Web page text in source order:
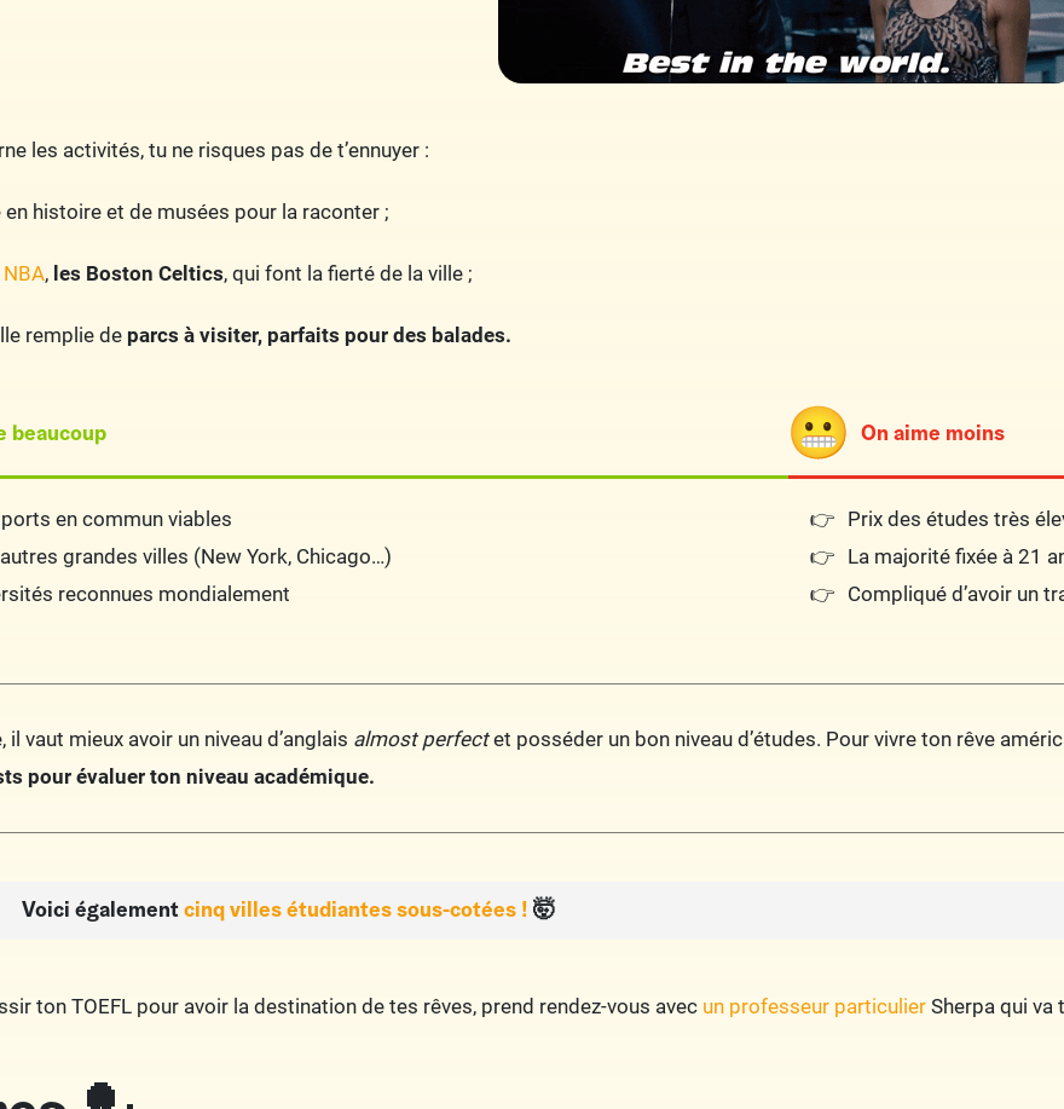
les activités, tu ne risques pas de t’ennuyer :
en histoire et de musées pour la raconter ;
NBA, les Boston Celtics, qui font la fierté de la ville ;
remplie de parcs à visiter, parfaits pour des balades.
beaucoup
en commun viables
grandes villes (New York, Chicago…)
reconnues mondialement
On aime moins
Prix des études très
La majorité fixée à 21
Compliqué d’avoir un
il vaut mieux avoir un niveau d’anglais almost perfectet posséder un bon niveau d’études. Pour vivre ton rêve
pour évaluer ton niveau académique.
Voici égalementcinq villes étudiantes sous-cotées ! 🤯
ton TOEFL pour avoir la destination de tes rêves, prend rendez-vous avec un professeur particulier Sherpa qui va